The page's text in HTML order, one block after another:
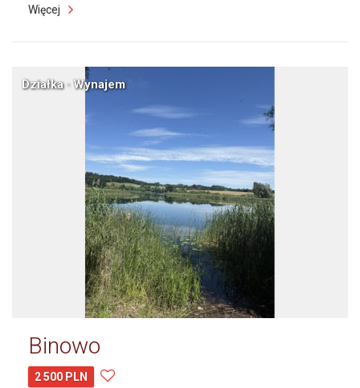
Więcej
Działka · Wynajem
Binowo
2 500 PLN